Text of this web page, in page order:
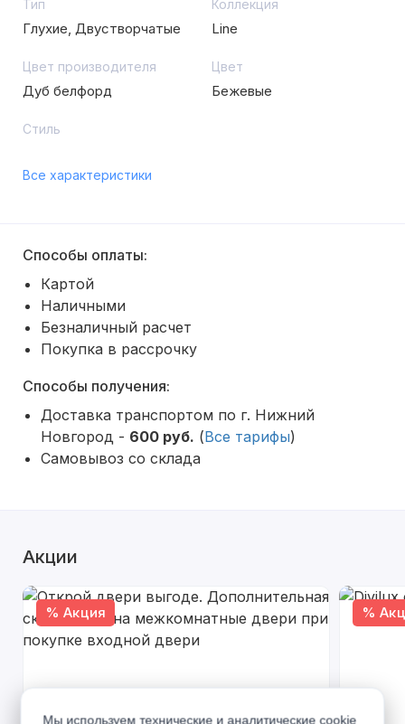
Тип
Глухие, Двустворчатые
Коллекция
Line
Цвет производителя
Дуб белфорд
Цвет
Бежевые
Стиль
Все характеристики
Способы оплаты:
Картой
Наличными
Безналичный расчет
Покупка в рассрочку
Способы получения:
Доставка транспортом по г. Нижний
Новгород - 600 руб. (Все тарифы)
Самовывоз со склада
Акции
% Акция %
Мы используем технические и аналитические cookie